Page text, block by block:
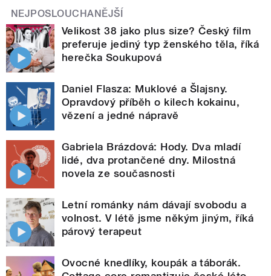
NEJPOSLOUCHANĚJŠÍ
Velikost 38 jako plus size? Český film
preferuje jediný typ ženského těla, říká
herečka Soukupová
Daniel Flasza: Muklové a Šlajsny.
Opravdový příběh o kilech kokainu,
vězení a jedné nápravě
Gabriela Brázdová: Hody. Dva mladí
lidé, dva protančené dny. Milostná
novela ze současnosti
Letní románky nám dávají svobodu a
volnost. V létě jsme někým jiným, říká
párový terapeut
Ovocné knedlíky, koupák a táborák.